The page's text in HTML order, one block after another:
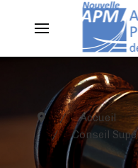
Accueil
Conseil